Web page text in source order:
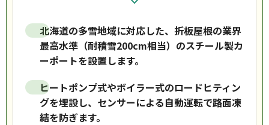
北海道の多雪地域に対応した、折板屋根の業界
最高水準（耐積雪200cm相当）のスチール製カ
ーポートを設置します。
ヒートポンプ式やボイラー式のロードヒティン
グを埋設し、センサーによる自動運転で路面凍
結を防ぎます。